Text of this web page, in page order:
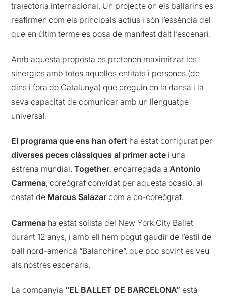
trajectòria internacional. Un projecte on els ballarins es
reafirmen com els principals actius i són l’essència del
que en últim terme es posa de manifest dalt l’escenari.
Amb aquesta proposta es pretenen maximitzar les
sinergies amb totes aquelles entitats i persones (de
dins i fora de Catalunya) que creguin en la dansa i la
seva capacitat de comunicar amb un llenguatge
universal.
El programa que ens han ofert ha estat configurat per
diverses peces clàssiques al primer acte i una
estrena mundial.Together, encarregada aAntonio
Carmena, coreògraf convidat per aquesta ocasió, al
costat de Marcus Salazar com a co-coreògraf.
Carmena ha estat solista del New York City Ballet
durant 12 anys, i amb ell hem pogut gaudir de l’estil de
ball nord-americà “Balanchine”, que poc sovint es veu
als nostres escenaris.
La companyia “EL BALLET DE BARCELONA”està